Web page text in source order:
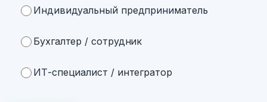
Индивидуальный предприниматель
Бухгалтер / сотрудник
ИТ-специалист / интегратор